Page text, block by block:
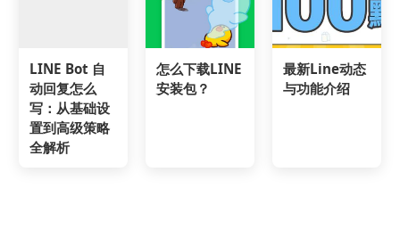
LINE Bot 自
动回复怎么
写：从基础设
置到高级策略
全解析
怎么下载LINE
安装包？
最新Line动态
与功能介绍